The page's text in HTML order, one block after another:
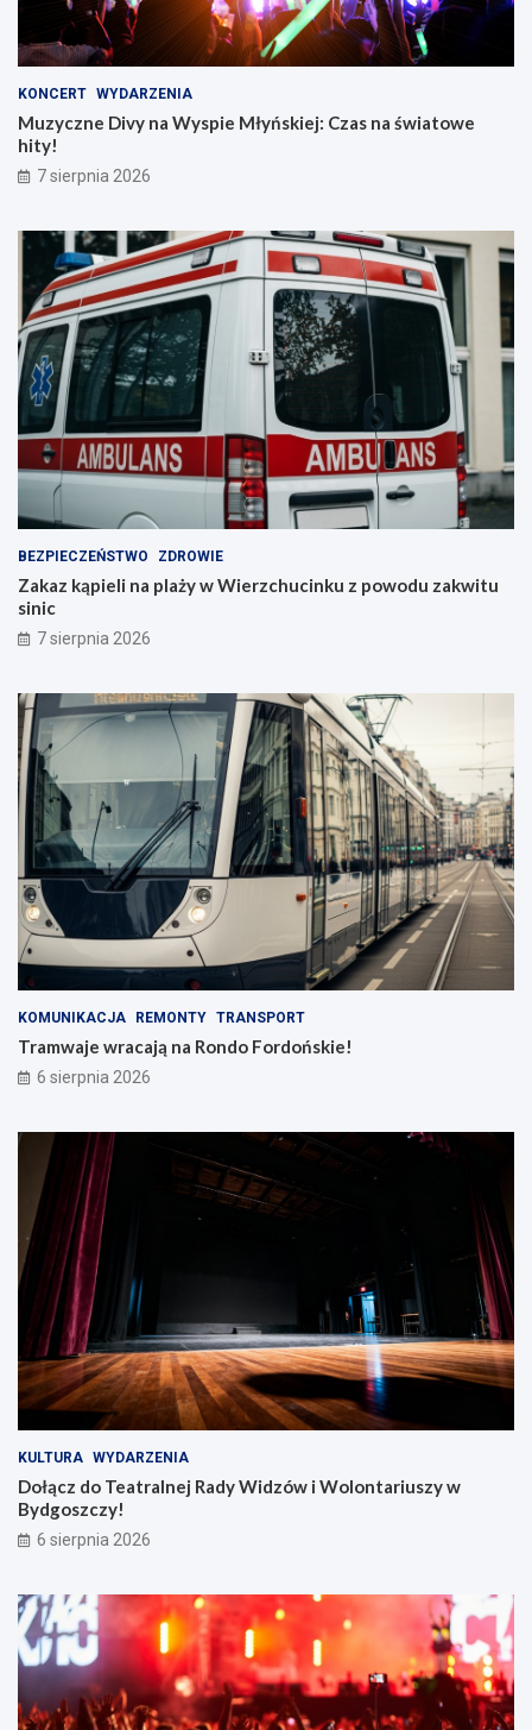
KONCERT WYDARZENIA
Muzyczne Divy na Wyspie Młyńskiej: Czas na światowe
hity!
7 sierpnia 2026
BEZPIECZEŃSTWO ZDROWIE
Zakaz kąpieli na plaży w Wierzchucinku z powodu zakwitu
sinic
7 sierpnia 2026
KOMUNIKACJA REMONTY TRANSPORT
Tramwaje wracają na Rondo Fordońskie!
6 sierpnia 2026
KULTURA WYDARZENIA
Dołącz do Teatralnej Rady Widzów i Wolontariuszy w
Bydgoszczy!
6 sierpnia 2026